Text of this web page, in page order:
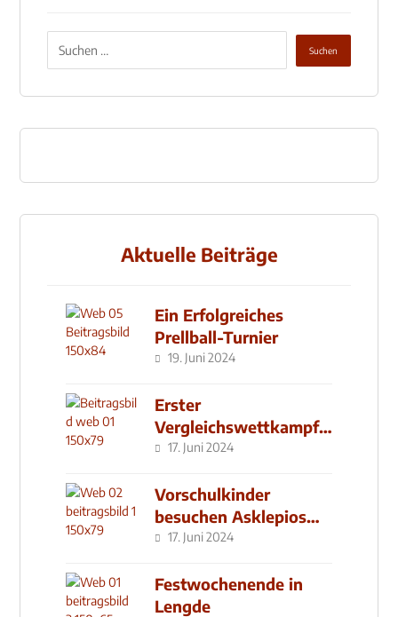
Aktuelle Beiträge
Ein Erfolgreiches
Prellball-Turnier
19. Juni 2024
Erster
Vergleichswettkampf
seit 2019
17. Juni 2024
Vorschulkinder
besuchen Asklepios
Klinik
17. Juni 2024
Festwochenende in
Lengde